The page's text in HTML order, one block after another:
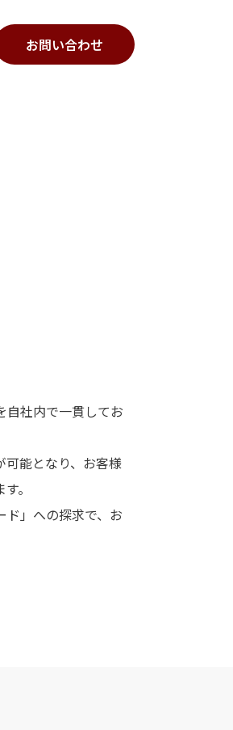
お問い合わせ
自社内で一貫してお
能となり、お客様
。
ド」への探求で、お